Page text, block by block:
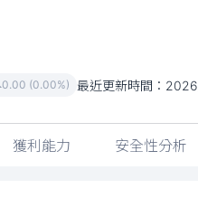
0.00 (0.00%) 最近更新時間：
獲利能力 安全性分析